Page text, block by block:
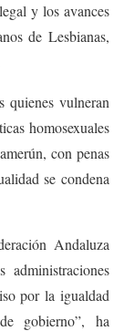
y los avances
de Lesbianas,
quienes vulneran
homosexuales
con penas
se condena
Andaluza
por la igualdad
gobierno”, ha